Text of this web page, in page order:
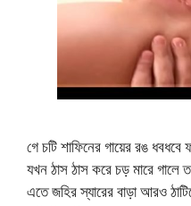
গে চটি শাফিনের গায়ের রঙ
যখন ঠাস ঠাস করে চড় মারে
এতে জহির স্যারের বাড়া আরও